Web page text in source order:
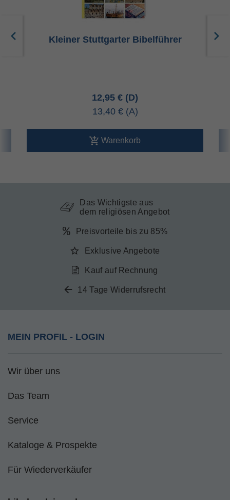
Kleiner Stuttgarter Bibelführer
12,95 €
13,40 €
Warenkorb
Das Wichtigste aus
dem religiösen Angebot
Preisvorteile bis zu 85%
Exklusive Angebote
Kauf auf Rechnung
14 Tage Widerrufsrecht
MEIN PROFIL - LOGIN
Wir über uns
Das Team
Service
Kataloge & Prospekte
Für Wiederverkäufer